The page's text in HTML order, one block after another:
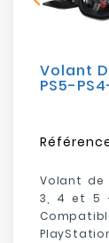
Mobilités
Volant
PS5-
Volant de
3, 4 et 5